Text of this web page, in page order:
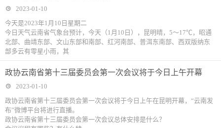
2023-01-10
今天是2023年1月10日星期二
今日天气云南省气象台预计，今天（1月10日），昆明晴，5～17℃，昭通
北部、曲靖东部、文山东部和南部、红河南部、普洱东南部、西双版纳东
部多云有零星小雨，其
政协云南省第十三届委员会第一次会议将于今日上午开幕
2023-01-10
政协云南省第十三届委员会第一次会议将于今日上午在昆明开幕，“云南发
布”微博平台将进行直播。
政协云南省第十三届委员会第一次会议总体安排是什么？